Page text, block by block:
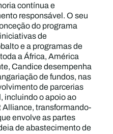
contínua e
responsável. O seu
do programa
de
e a programas de
a África, América
Candice desempenha
de fundos, nas
de parcerias
incluindo o apoio ao
transformando-
envolve as partes
de abastecimento de